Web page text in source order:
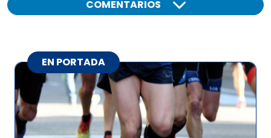
COMENTARIOS
EN PORTADA